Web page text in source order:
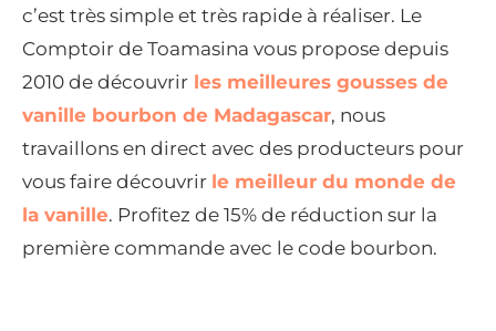
c’est très simple et très rapide à réaliser. Le
Comptoir de Toamasina vous propose depuis
2010 de découvrir les meilleures gousses de
vanille bourbon de Madagascar, nous
travaillons en direct avec des producteurs pour
vous faire découvrir le meilleur du monde de
la vanille. Profitez de 15% de réduction sur la
première commande avec le code bourbon.